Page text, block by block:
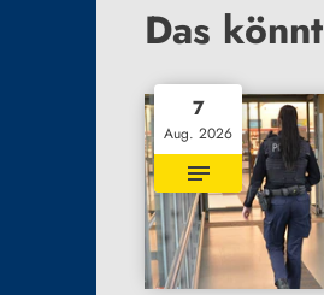
Das
7
Aug. 2026